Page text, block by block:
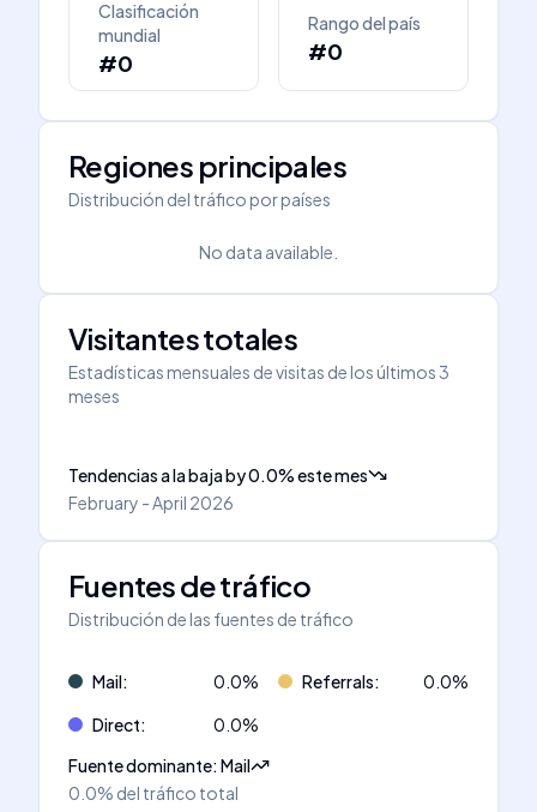
Clasificación
mundial
#0
Rango del país
#0
Regiones principales
Distribución del tráfico por países
No data available.
Visitantes totales
Estadísticas mensuales de visitas de los últimos 3
meses
Tendencias a la bajaby0.0%este mes
February - April 2026
Fuentes de tráfico
Distribución de las fuentes de tráfico
Mail: 0.0% Referrals: 0.0%
Direct: 0.0%
Fuente dominante:Mail
0.0% del tráfico total